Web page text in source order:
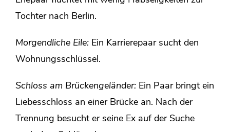
Tochter nach Berlin.
Morgendliche Eile: Ein Karrierepaar sucht den
Wohnungsschlüssel.
Schloss am Brückengeländer: Ein Paar bringt ein
Liebesschloss an einer Brücke an. Nach der
Trennung besucht er seine Ex auf der Suche